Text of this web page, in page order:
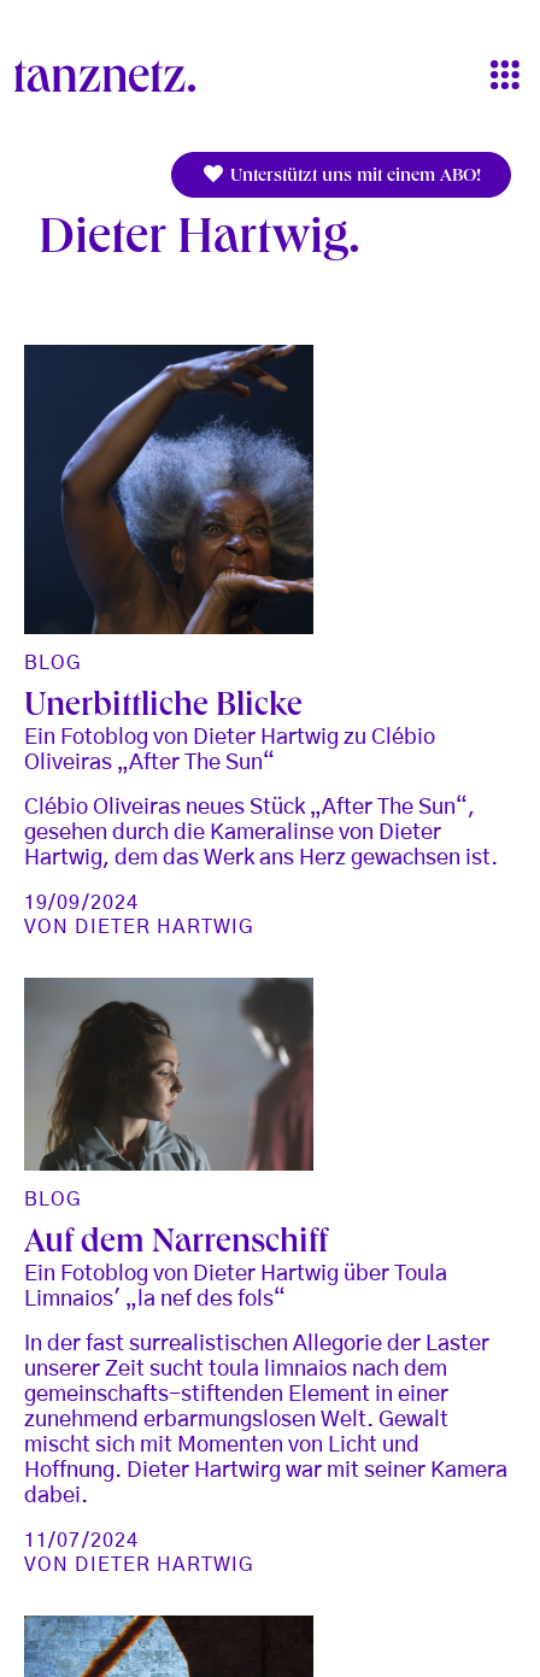
Unterstützt uns mit einem ABO!
Dieter Hartwig
BLOG
Unerbittliche Blicke
Ein Fotoblog von Dieter Hartwig zu Clébio
Oliveiras „After The Sun“
Clébio Oliveiras neues Stück „After The Sun“,
gesehen durch die Kameralinse von Dieter
Hartwig, dem das Werk ans Herz gewachsen ist.
19/09/2024
VON
DIETER HARTWIG
BLOG
Auf dem Narrenschiff
Ein Fotoblog von Dieter Hartwig über Toula
Limnaios' „la nef des fols“
In der fast surrealistischen Allegorie der Laster
unserer Zeit sucht toula limnaios nach dem
gemeinschafts-stiftenden Element in einer
zunehmend erbarmungslosen Welt. Gewalt
mischt sich mit Momenten von Licht und
Hoffnung. Dieter Hartwirg war mit seiner Kamera
dabei.
11/07/2024
VON
DIETER HARTWIG